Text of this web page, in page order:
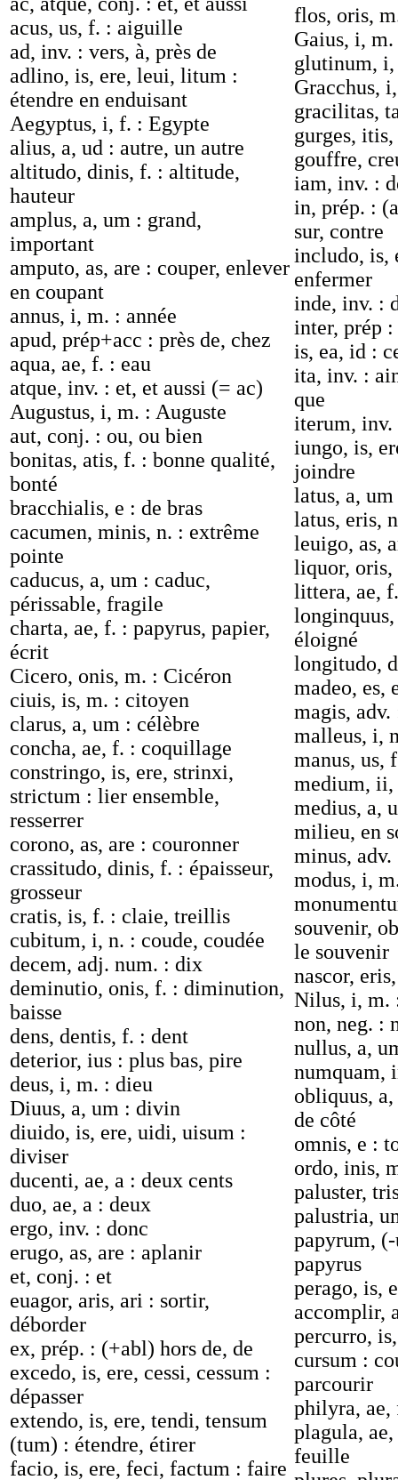
acus, us, f. : aiguille
ad, inv. : vers, à, près de
adlino, is, ere, leui, litum :
étendre en enduisant
Aegyptus, i, f. : Egypte
alius, a, ud : autre, un autre
altitudo, dinis, f. : altitude,
hauteur
amplus, a, um : grand,
important
amputo, as, are : couper, enlever
en coupant
annus, i, m. : année
apud, prép+acc : près de, chez
aqua, ae, f. : eau
atque, inv. : et, et aussi (= ac)
Augustus, i, m. : Auguste
aut, conj. : ou, ou bien
bonitas, atis, f. : bonne qualité,
bonté
bracchialis, e : de bras
cacumen, minis, n. : extrême
pointe
caducus, a, um : caduc,
périssable, fragile
charta, ae, f. : papyrus, papier,
écrit
Cicero, onis, m. : Cicéron
ciuis, is, m. : citoyen
clarus, a, um : célèbre
concha, ae, f. : coquillage
constringo, is, ere, strinxi,
strictum : lier ensemble,
resserrer
corono, as, are : couronner
crassitudo, dinis, f. : épaisseur,
grosseur
cratis, is, f. : claie, treillis
cubitum, i, n. : coude, coudée
decem, adj. num. : dix
deminutio, onis, f. : diminution,
baisse
dens, dentis, f. : dent
deterior, ius : plus bas, pire
deus, i, m. : dieu
Diuus, a, um : divin
diuido, is, ere, uidi, uisum :
diviser
ducenti, ae, a : deux cents
duo, ae, a : deux
ergo, inv. : donc
erugo, as, are : aplanir
et, conj. : et
euagor, aris, ari : sortir,
déborder
ex, prép. : (+abl) hors de, de
excedo, is, ere, cessi, cessum :
dépasser
extendo, is, ere, tendi, tensum
(tum) : étendre, étirer
facio, is, ere, feci, factum : faire
flos, oris,
Gaius, i,
glutinum,
Gracchus,
gracilitas,
gurges,
gouffre,
iam, inv. :
in, prép. :
sur, contre
includo, is,
enfermer
inde, inv. :
inter, prép
is, ea, id :
ita, inv. :
que
iterum, inv.
iungo, is,
joindre
latus, a,
latus, eris,
leuigo, as,
liquor,
littera, ae,
éloigné
longitudo,
madeo, es,
magis, adv.
malleus, i,
manus, us,
medium,
medius, a,
milieu, en
minus,
modus, i,
souvenir,
le souvenir
nascor,
Nilus, i, m.
non, neg. :
nullus, a,
numquam,
obliquus,
de côté
omnis, e :
ordo, inis,
paluster,
palustria,
papyrum,
papyrus
perago, is,
accomplir,
percurro,
cursum :
parcourir
philyra, ae,
plagula,
feuille